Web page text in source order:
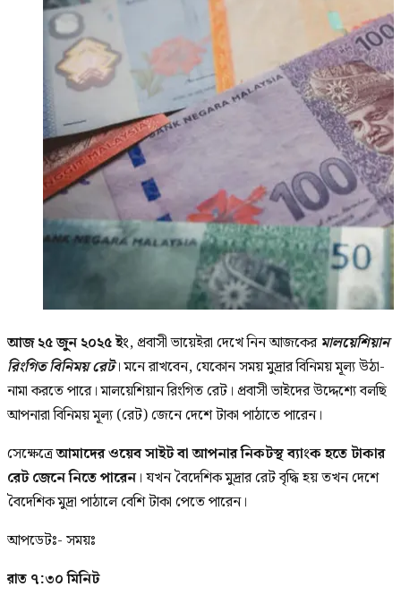
আজ ২৫ জুন ২০২৫ ইং, প্রবাসী ভায়েইরা দেখে নিন আজকের মালয়েশিয়ান
রিংগিত বিনিময় রেট। মনে রাখবেন, যেকোন সময় মুদ্রার বিনিময় মূল্য উঠা-
নামা করতে পারে। মালয়েশিয়ান রিংগিত রেট। প্রবাসী ভাইদের উদ্দেশ্যে বলছি
আপনারা বিনিময় মূল্য (রেট) জেনে দেশে টাকা পাঠাতে পারেন।
সেক্ষেত্রেআমাদের ওয়েব সাইট বা আপনার নিকটস্থ ব্যাংক হতে টাকার
রেট জেনে নিতে পারেন। যখন বৈদেশিক মুদ্রার রেট বৃদ্ধি হয় তখন দেশে
বৈদেশিক মুদ্রা পাঠালে বেশি টাকা পেতে পারেন।
আপডেটঃ- সময়ঃ
রাত ৭:৩০ মিনিট